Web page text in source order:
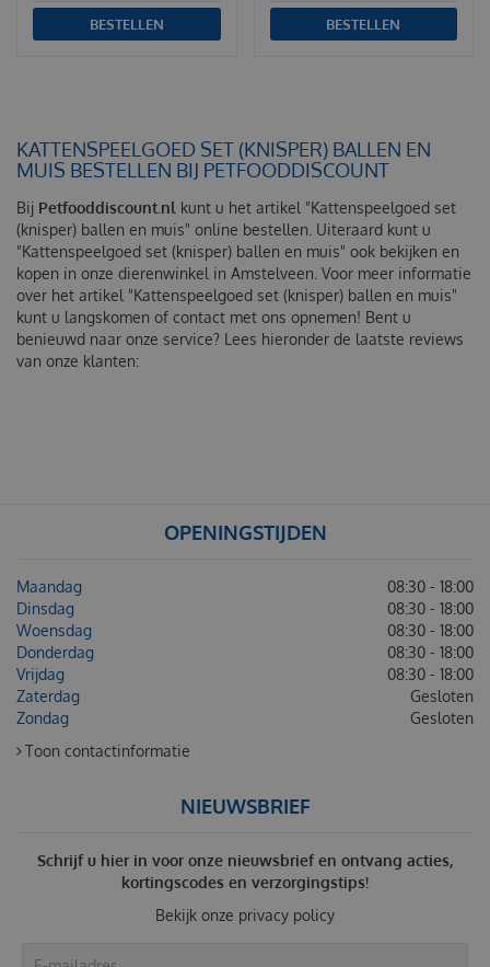
BESTELLEN BESTELLEN
KATTENSPEELGOED SET (KNISPER) BALLEN EN
MUIS BESTELLEN BIJ PETFOODDISCOUNT
Bij Petfooddiscount.nl kunt u het artikel "Kattenspeelgoed set
(knisper) ballen en muis" online bestellen. Uiteraard kunt u
"Kattenspeelgoed set (knisper) ballen en muis" ook bekijken en
kopen in onze dierenwinkel in Amstelveen. Voor meer informatie
over het artikel "Kattenspeelgoed set (knisper) ballen en muis"
kunt u langskomen of contact met ons opnemen! Bent u
benieuwd naar onze service? Lees hieronder de laatste reviews
van onze klanten:
OPENINGSTIJDEN
Maandag
08:30 - 18:00
Dinsdag
08:30 - 18:00
Woensdag
08:30 - 18:00
Donderdag
08:30 - 18:00
Vrijdag
08:30 - 18:00
Zaterdag
Gesloten
Zondag
Gesloten
Toon contactinformatie
NIEUWSBRIEF
Schrijf u hier in voor onze nieuwsbrief en ontvang acties,
kortingscodes en verzorgingstips!
Bekijk onze privacy policy